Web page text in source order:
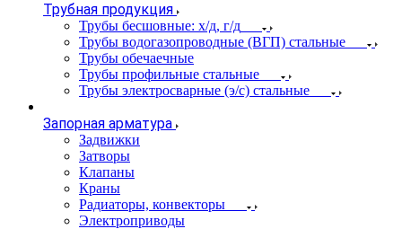
Трубная продукция
Трубы бесшовные: х/д, г/д
Трубы водогазопроводные (ВГП) стальные
Трубы обечаечные
Трубы профильные стальные
Трубы электросварные (э/с) стальные
Запорная арматура
Задвижки
Затворы
Клапаны
Краны
Радиаторы, конвекторы
Электроприводы